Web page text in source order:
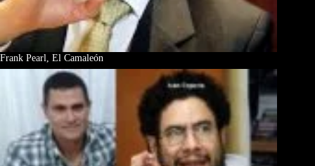
Frank Pearl, El Camaleón